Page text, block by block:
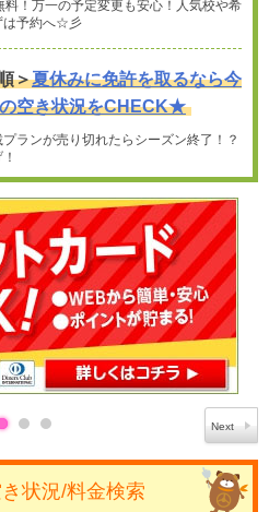
料！万一の予定変更も安心！人気校や希
は予約へ☆彡
＞夏休みに免許を取るなら今
空き状況をCHECK★
ランが売り切れたらシーズン終了！？
状況/料金検索